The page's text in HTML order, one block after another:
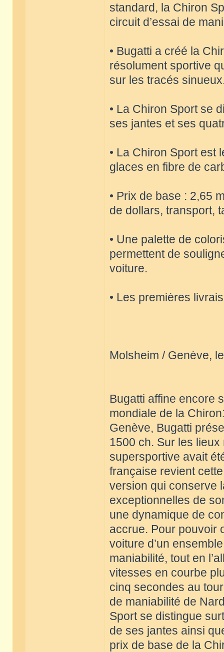
standard, la Chiron
circuit d’essai de
• Bugatti a créé la
résolument sportive
sur les tracés
• La Chiron Sport se
ses jantes et ses
• La Chiron Sport est
glaces en fibre de
• Prix de base : 2,65
de dollars, transport,
• Une palette de
permettent de
voiture.
• Les premières
Molsheim / Genève,
Bugatti affine encore
mondiale de la
Genève, Bugatti
1500 ch. Sur les
supersportive avait
française revient
version qui conserve
exceptionnelles de
une dynamique de
accrue. Pour pouvoir
voiture d’un
maniabilité, tout en
vitesses en courbe
cinq secondes au
de maniabilité de
Sport se distingue
de ses jantes ainsi
prix de base de la